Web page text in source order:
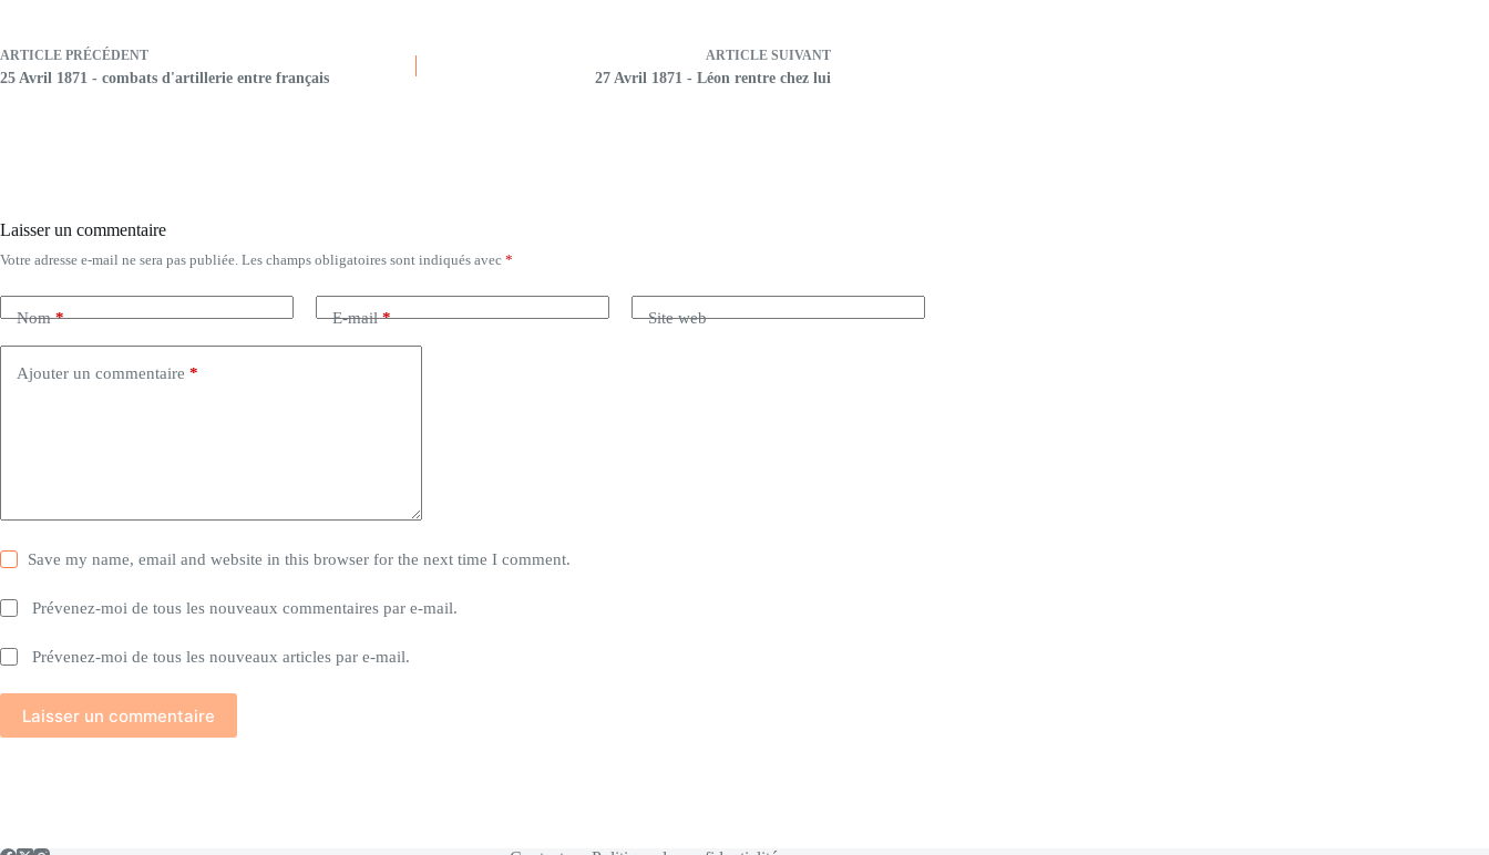
ARTICLE PRÉCÉDENT
25 Avril 1871 - combats d'artillerie entre français
ARTICLE SUIVANT
27 Avril 1871 - Léon rentre chez lui
Laisser un commentaire
Votre adresse e-mail ne sera pas publiée. Les champs obligatoires sont indiqués avec *
Nom* E-mail* Site web
Ajouter un commentaire *
Save my name, email and website in this browser for the next time I comment.
Prévenez-moi de tous les nouveaux commentaires par e-mail.
Prévenez-moi de tous les nouveaux articles par e-mail.
Laisser un commentaire